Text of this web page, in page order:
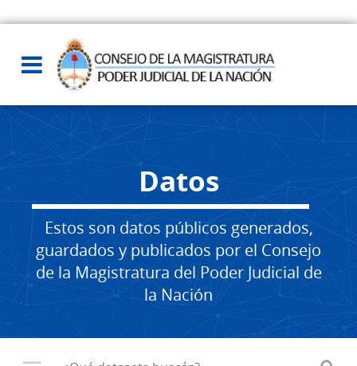
Datos
Estos son datos públicos generados,
guardados y publicados por el Consejo
de la Magistratura del Poder Judicial de
la Nación